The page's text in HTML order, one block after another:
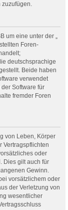
zuzufügen.
um eine unter der „
Foren-
deutschsprachige
Beide haben
verwendet
Software für
fremder Foren
von Leben, Körper
Vertragspflichten
oder
Dies gilt auch für
Gewinn.
vorsätzlichem oder
der Verletzung von
wesentlicher